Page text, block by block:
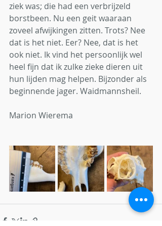
ziek was; die had een verbrijzeld
borstbeen. Nu een geit waaraan
zoveel afwijkingen zitten. Trots? Nee
dat is het niet. Eer? Nee, dat is het
ook niet. Ik vind het persoonlijk wel
heel fijn dat ik zulke zieke dieren uit
hun lijden mag helpen. Bijzonder als
beginnende jager. Waidmannsheil.
Marion Wierema